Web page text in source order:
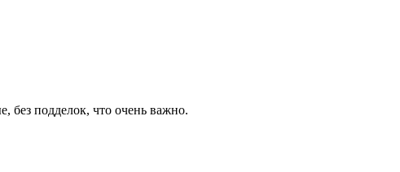
без подделок, что очень важно.